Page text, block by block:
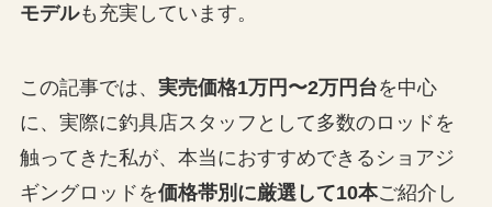
モデルも充実しています。
この記事では、 実売価格1万円〜2万円台を中心
に、実際に釣具店スタッフとして多数のロッドを
触ってきた私が、本当におすすめできるショアジ
ギングロッドを価格帯別に厳選して10本ご紹介し